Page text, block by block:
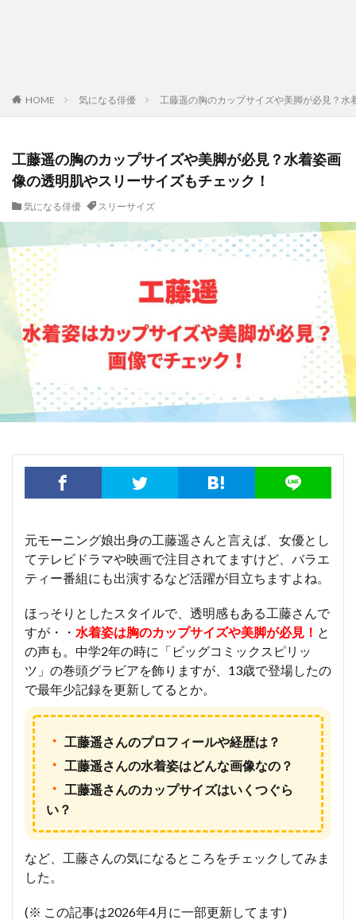
HOME 気になる俳優 工藤遥の胸のカップサイズや美脚が必見？
工藤遥の胸のカップサイズや美脚が必見？水着姿画
像の透明肌やスリーサイズもチェック！
気になる俳優 スリーサイズ
元モーニング娘出身の工藤遥さんと言えば、女優とし
てテレビドラマや映画で注目されてますけど、バラエ
ティー番組にも出演するなど活躍が目立ちますよね。
ほっそりとしたスタイルで、透明感もある工藤さんで
すが・・ 水着姿は胸のカップサイズや美脚が必見！ と
の声も。中学2年の時に「ビッグコミックスピリッ
ツ」の巻頭グラビアを飾りますが、13歳で登場したの
で最年少記録を更新してるとか。
・ 工藤遥さんのプロフィールや経歴は？
・ 工藤遥さんの水着姿はどんな画像なの？
・ 工藤遥さんのカップサイズはいくつぐら
い？
など、工藤さんの気になるところをチェックしてみま
した。
(※ この記事は2026年4月に一部更新してます)